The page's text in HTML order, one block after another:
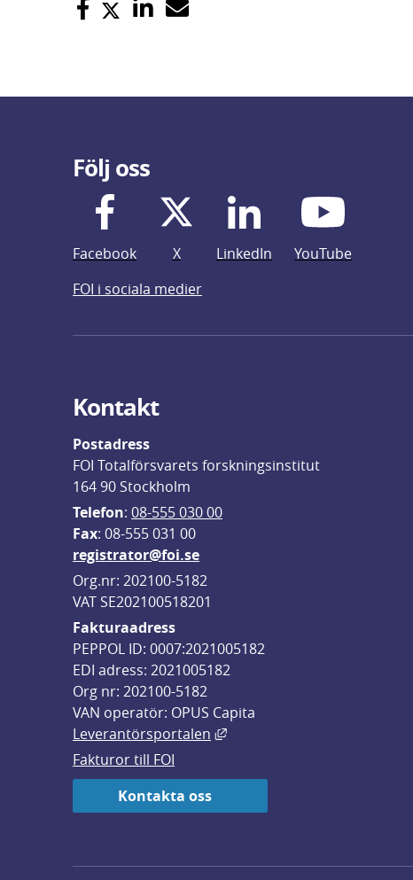
Följ oss
Facebook X LinkedIn
YouTube
FOI i sociala medier
Kontakt
Postadress
FOI Totalförsvarets forskningsinstitut
164 90 Stockholm
Telefon: 08-555 030 00
Fax: 08-555 031 00
registrator@foi.se
Org.nr: 202100-5182
VAT SE202100518201
Fakturaadress
PEPPOL ID: 0007:2021005182
EDI adress: 2021005182
Org nr: 202100-5182
VAN operatör: OPUS Capita
Leverantörsportalen
Länk till annan webbplats,
Fakturor till FOI
Kontakta oss